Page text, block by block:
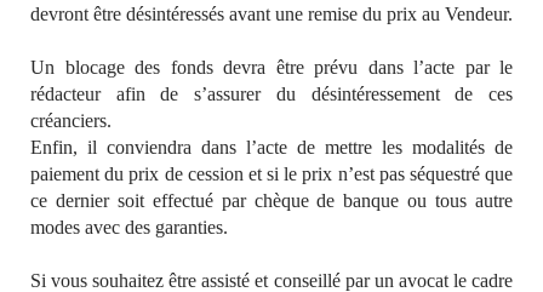
devront être désintéressés avant une remise du prix au Vendeur.
Un blocage des fonds devra être prévu dans l’acte par le
rédacteur afin de s’assurer du désintéressement de ces
créanciers.
Enfin, il conviendra dans l’acte de mettre les modalités de
paiement du prix de cession et si le prix n’est pas séquestré que
ce dernier soit effectué par chèque de banque ou tous autre
modes avec des garanties.
Si vous souhaitez être assisté et conseillé par un avocat le cadre